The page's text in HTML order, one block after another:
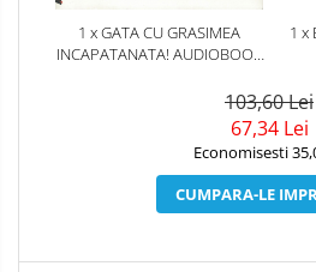
1 x GATA CU GRASIMEA
INCAPATANATA! AUDIOBOOK
1 x
103,60 Lei
67,34 Lei
Economisesti
CUMPARA-LE